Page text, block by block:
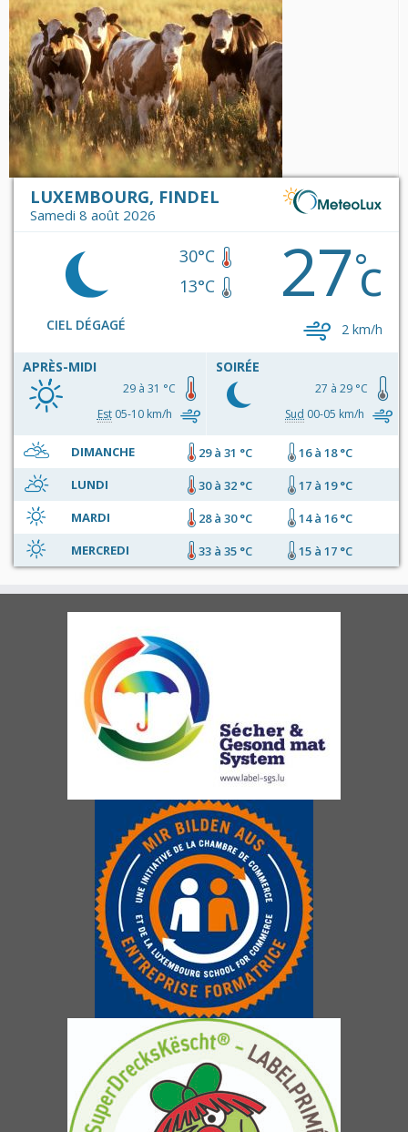
LUXEMBOURG, FINDEL
Samedi 8 août 2026
CIEL DÉGAGÉ
30°C
13°C
27°c
2 km/h
APRÈS-MIDI
29 à 31 °C
Est05-10 km/h
SOIRÉE
27 à 29 °C
Sud 00-05 km/h
DIMANCHE 29 à 31 °C
16 à 18 °C
LUNDI
30 à 32 °C
17 à 19 °C
MARDI
28 à 30 °C
14 à 16 °C
MERCREDI
33 à 35 °C 15 à 17 °C